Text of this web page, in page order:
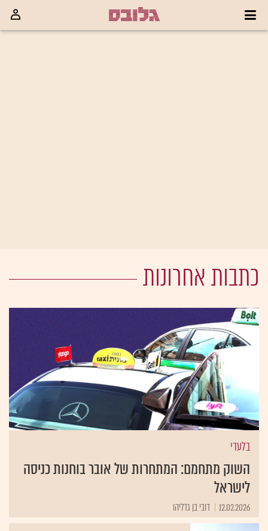
כתבות אחרונות
בלעדי
השוק מתחמם: המתחרות של אובר בוחנות כניסה
לישראל
12.02.2026 דובי בן גדליהו